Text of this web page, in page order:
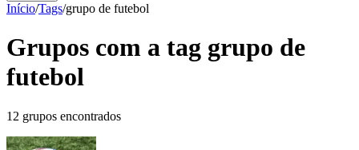
Início/Tags/grupo de futebol
Grupos com a tag grupo de
futebol
12 grupos encontrados